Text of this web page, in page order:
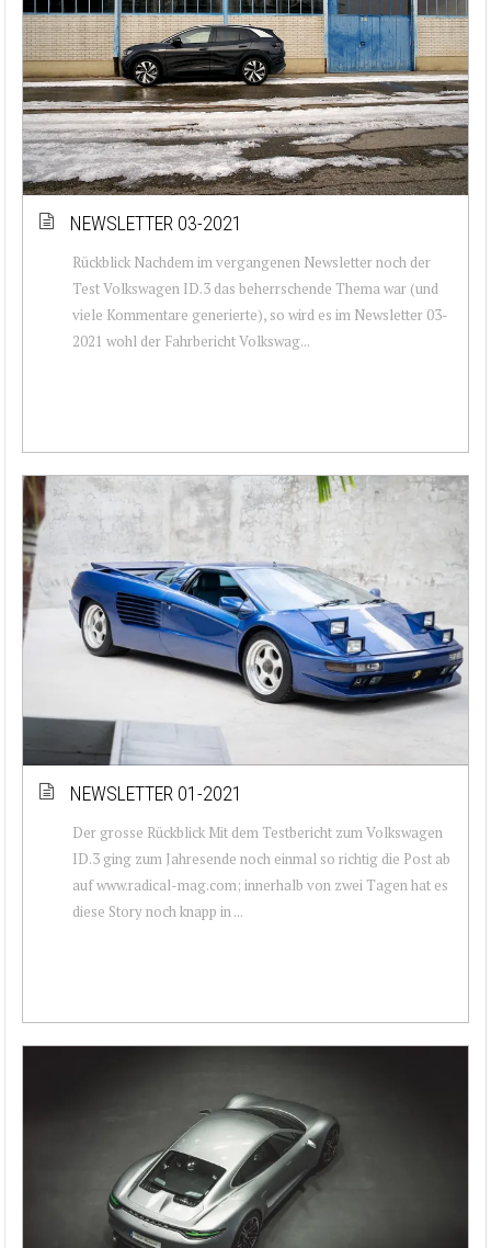
NEWSLETTER 03-2021
Rückblick Nachdem im vergangenen Newsletter noch der
Test Volkswagen ID.3 das beherrschende Thema war (und
viele Kommentare generierte), so wird es im Newsletter 03-
2021 wohl der Fahrbericht Volkswag...
NEWSLETTER 01-2021
Der grosse Rückblick Mit dem Testbericht zum Volkswagen
ID.3 ging zum Jahresende noch einmal so richtig die Post ab
auf www.radical-mag.com; innerhalb von zwei Tagen hat es
diese Story noch knapp in ...